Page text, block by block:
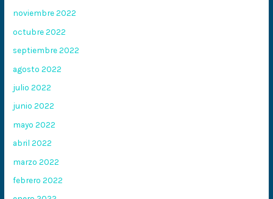
noviembre 2022
octubre 2022
septiembre 2022
agosto 2022
julio 2022
junio 2022
mayo 2022
abril 2022
marzo 2022
febrero 2022